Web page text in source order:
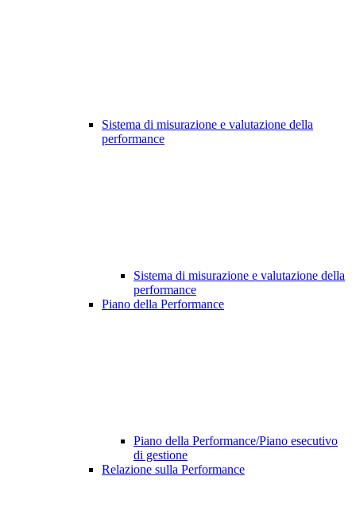
Sistema di misurazione e valutazione della
performance
Sistema di misurazione e valutazione della
performance
Piano della Performance
Piano della Performance/Piano esecutivo
di gestione
Relazione sulla Performance